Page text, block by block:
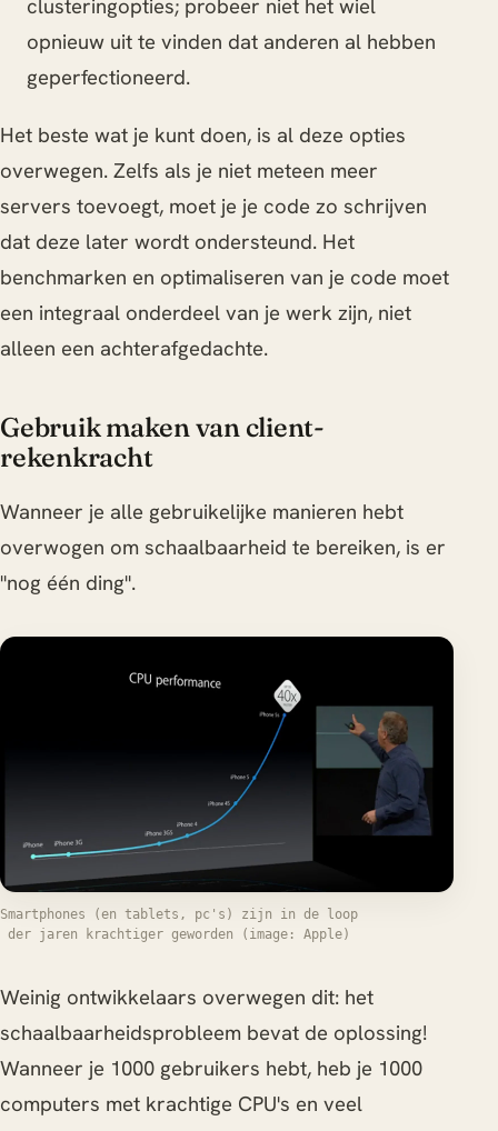
clusteringopties; probeer niet het wiel
opnieuw uit te vinden dat anderen al hebben
geperfectioneerd.
Het beste wat je kunt doen, is al deze opties
overwegen. Zelfs als je niet meteen meer
servers toevoegt, moet je je code zo schrijven
dat deze later wordt ondersteund. Het
benchmarken en optimaliseren van je code moet
een integraal onderdeel van je werk zijn, niet
alleen een achterafgedachte.
Gebruik maken van client-
rekenkracht
Wanneer je alle gebruikelijke manieren hebt
overwogen om schaalbaarheid te bereiken, is er
"nog één ding".
Smartphones (en tablets, pc's) zijn in de loop
der jaren krachtiger geworden (image: Apple)
Weinig ontwikkelaars overwegen dit: het
schaalbaarheidsprobleem bevat de oplossing!
Wanneer je 1000 gebruikers hebt, heb je 1000
computers met krachtige CPU's en veel